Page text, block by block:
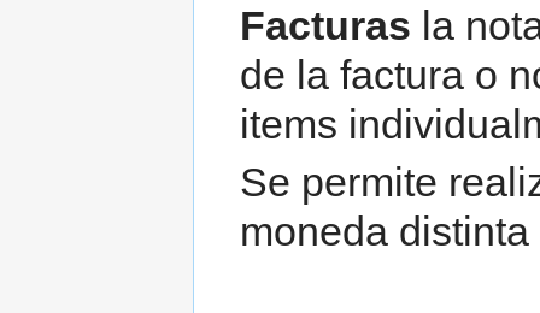
Facturas la
de la factura o
items
Se permite
moneda